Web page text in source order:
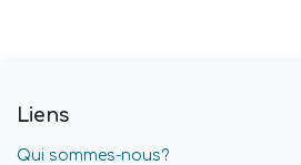
Liens
Qui sommes-nous?